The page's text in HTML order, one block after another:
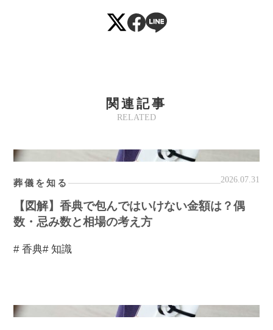
RELATED
関連記事
葬儀を知る 2026.07.31
【図解】香典で包んではいけない金額は？偶
数・忌み数と相場の考え方
# 香典# 知識